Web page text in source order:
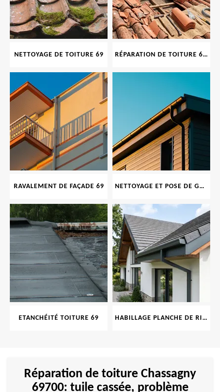
NETTOYAGE DE TOITURE 69 RÉPARATION DE TOITURE 69 RHONE, TUILES CASSÉES OU ABIMÉES
RAVALEMENT DE FAÇADE 69 NETTOYAGE ET POSE DE GOUTTIÈRE 69
ETANCHÉITÉ TOITURE 69 HABILLAGE PLANCHE DE RIVE 69
Réparation de toiture Chassagny
69700: tuile cassée, problème